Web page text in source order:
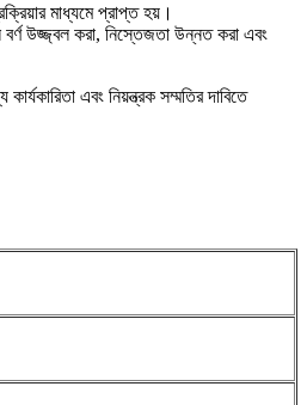
মাধ্যমে প্রাপ্ত হয়।
বর্ণ উজ্জ্বল করা, নিস্তেজতা উন্নত করা এবং
এবং নিয়ন্ত্রক সম্মতির দাবিতে